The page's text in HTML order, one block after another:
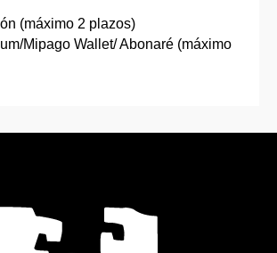
(máximo 2 plazos)
Mipago Wallet/ Abonaré (máximo